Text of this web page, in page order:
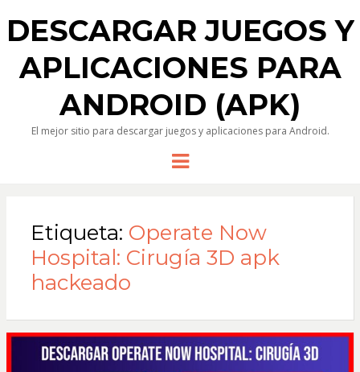
DESCARGAR JUEGOS Y
APLICACIONES PARA
ANDROID (APK)
El mejor sitio para descargar juegos y aplicaciones para Android.
Menu
Etiqueta: Operate Now
Hospital: Cirugía 3D apk
hackeado